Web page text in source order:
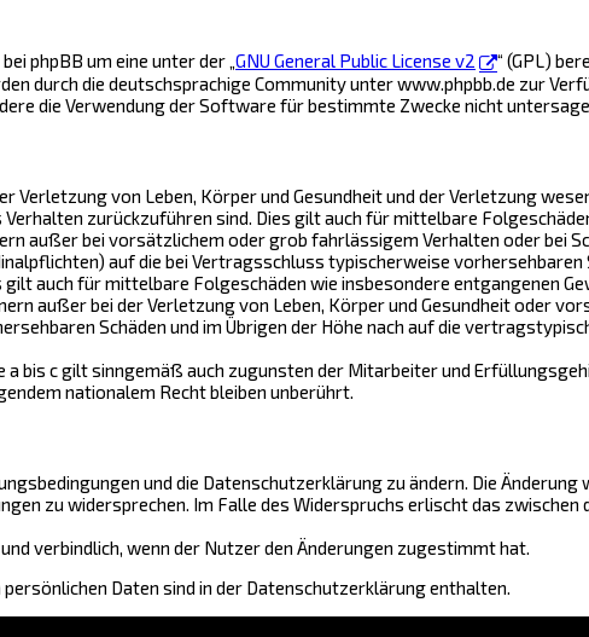
phpBB um eine unter der „GNU General Public License v2
“ (GPL)
durch die deutschsprachige Community unter www.phpbb.de zur
die Verwendung der Software für bestimmte Zwecke nicht
Verletzung von Leben, Körper und Gesundheit und der Verletzung
zurückzuführen sind. Dies gilt auch für mittelbare
außer bei vorsätzlichem oder grob fahrlässigem Verhalten oder bei
auf die bei Vertragsschluss typischerweise vorhersehbaren
auch für mittelbare Folgeschäden wie insbesondere entgangenen
außer bei der Verletzung von Leben, Körper und Gesundheit oder
Schäden und im Übrigen der Höhe nach auf die
a bis c gilt sinngemäß auch zugunsten der Mitarbeiter und
nationalem Recht bleiben unberührt.
und die Datenschutzerklärung zu ändern. Die
zu widersprechen. Im Falle des Widerspruchs erlischt das
verbindlich, wenn der Nutzer den Änderungen zugestimmt hat.
Daten sind in der Datenschutzerklärung enthalten.